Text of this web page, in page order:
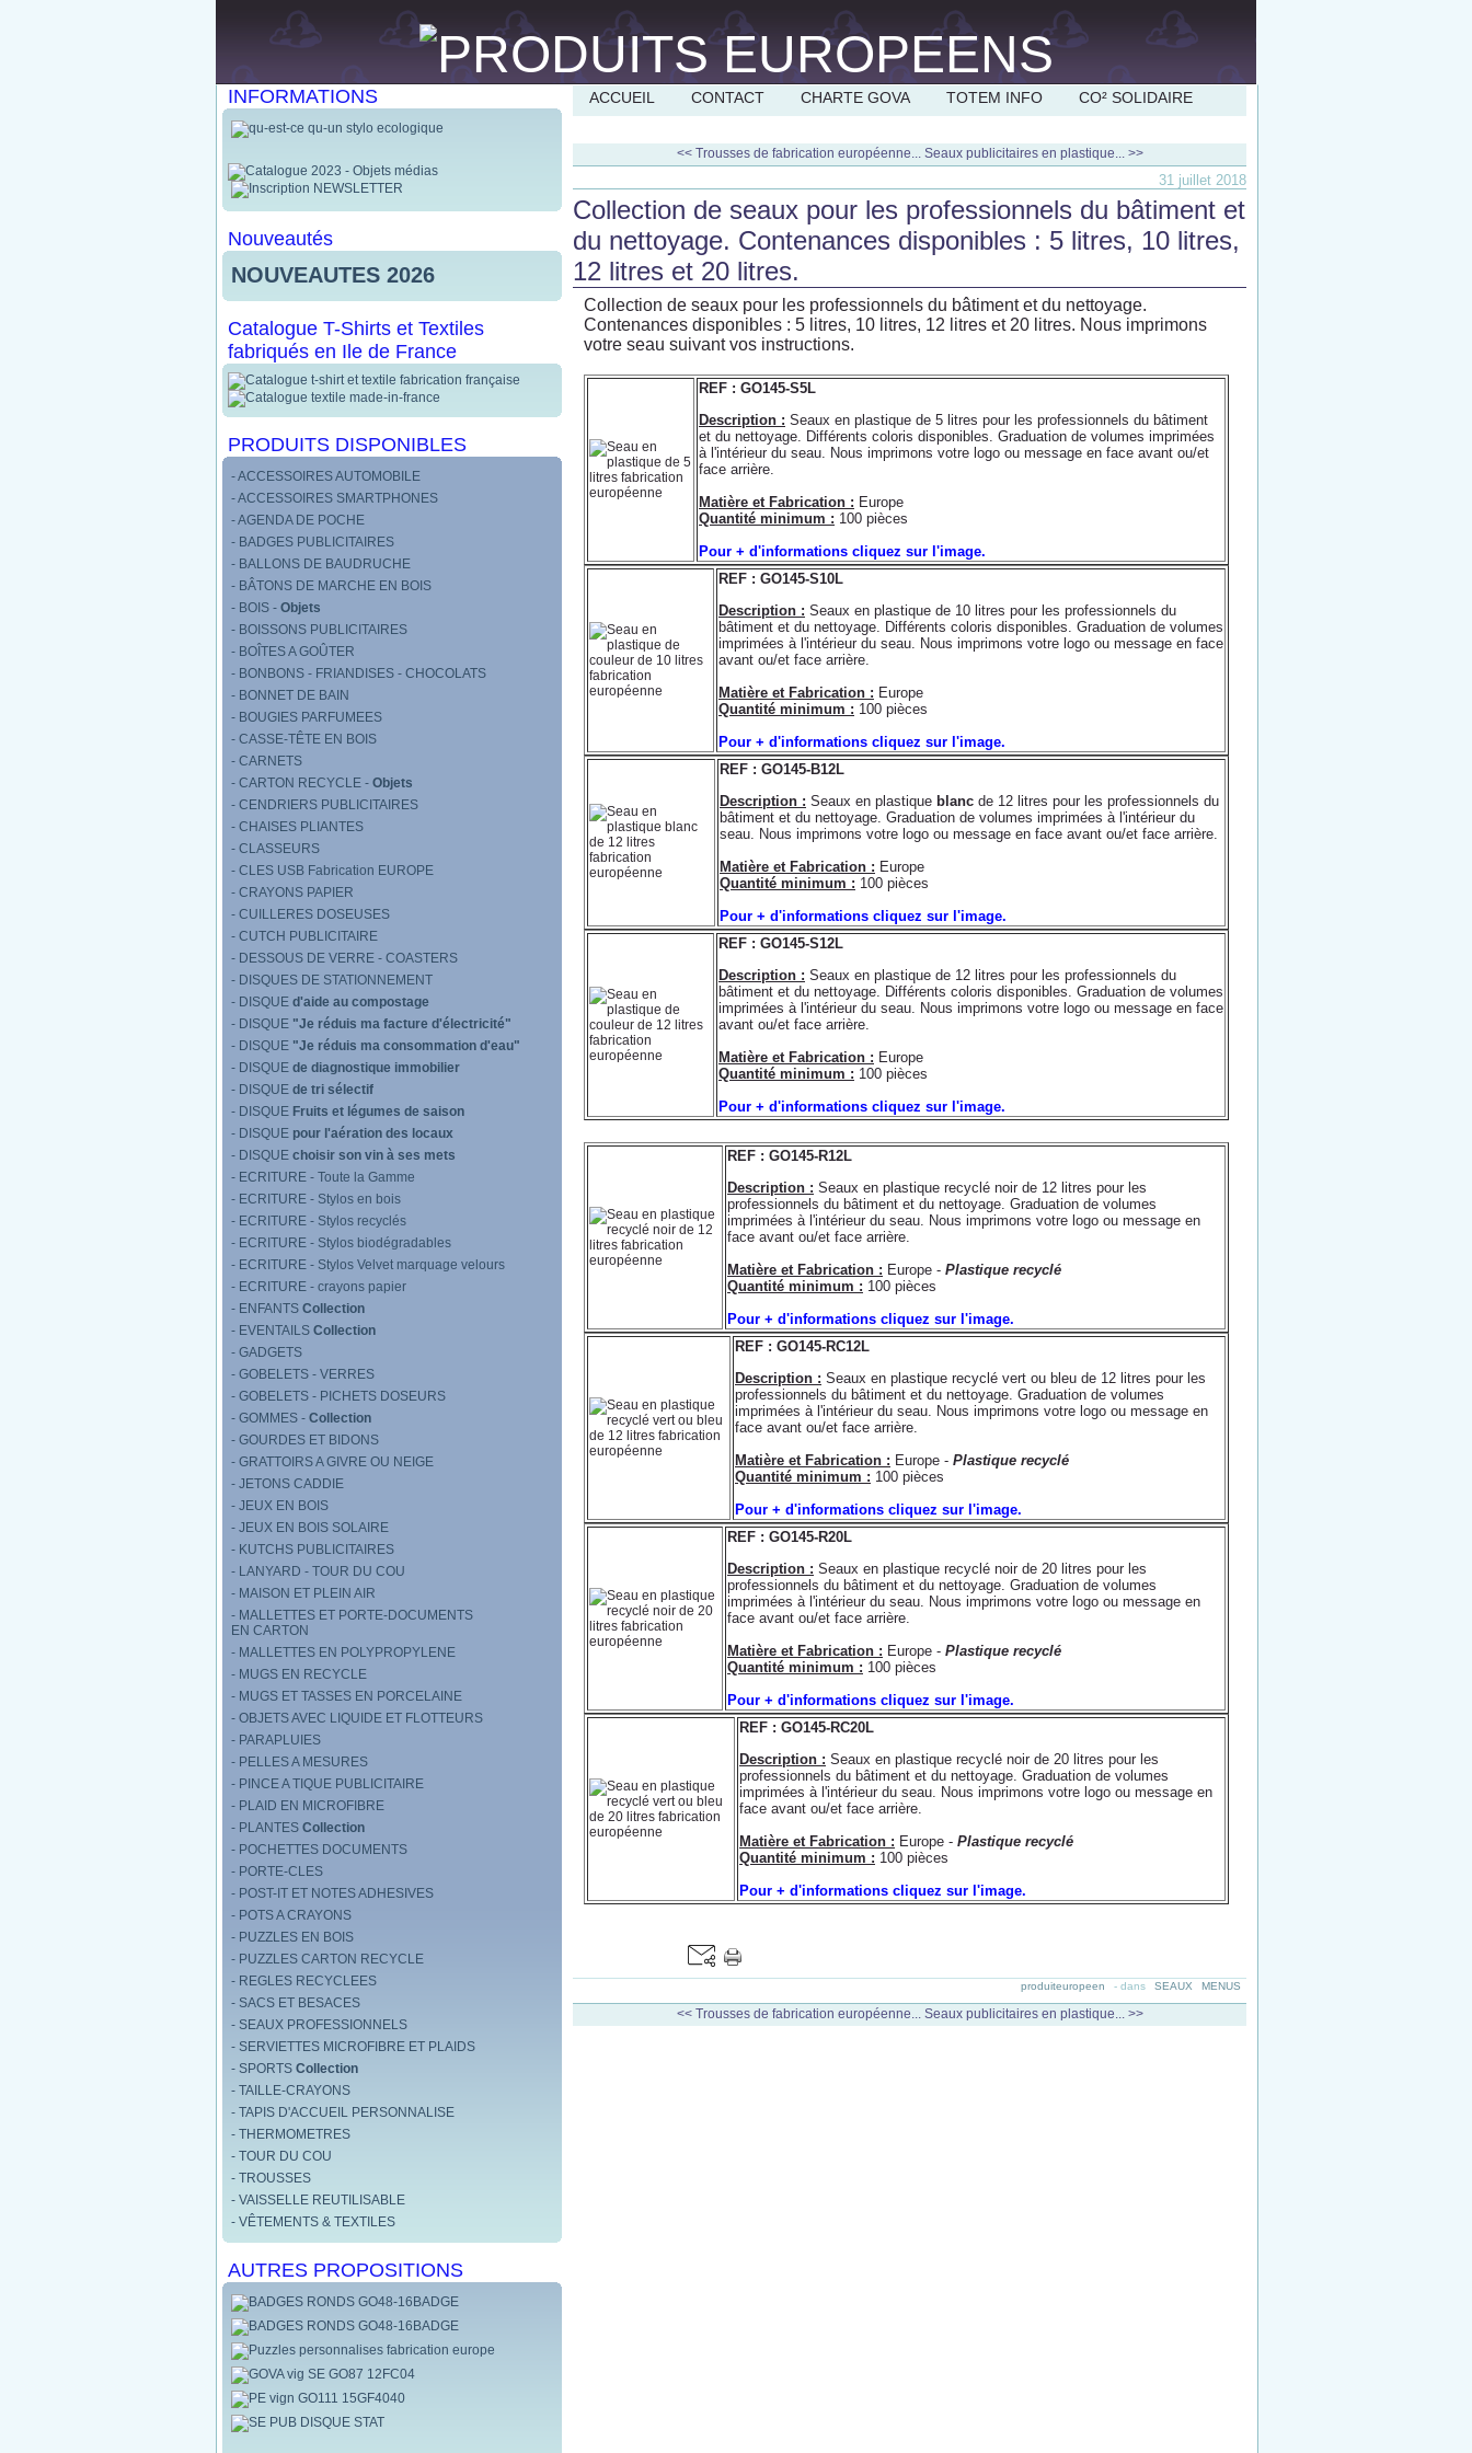
INFORMATIONS
Nouveautés
NOUVEAUTES 2026
Catalogue T-Shirts et Textiles
fabriqués en Ile de France
PRODUITS DISPONIBLES
- ACCESSOIRES AUTOMOBILE
- ACCESSOIRES SMARTPHONES
- AGENDA DE POCHE
- BADGES PUBLICITAIRES
- BALLONS DE BAUDRUCHE
- BÂTONS DE MARCHE EN BOIS
- BOIS - Objets
- BOISSONS PUBLICITAIRES
- BOÎTES A GOÛTER
- BONBONS - FRIANDISES - CHOCOLATS
- BONNET DE BAIN
- BOUGIES PARFUMEES
- CASSE-TÊTE EN BOIS
- CARNETS
- CARTON RECYCLE - Objets
- CENDRIERS PUBLICITAIRES
- CHAISES PLIANTES
- CLASSEURS
- CLES USB Fabrication EUROPE
- CRAYONS PAPIER
- CUILLERES DOSEUSES
- CUTCH PUBLICITAIRE
- DESSOUS DE VERRE - COASTERS
- DISQUES DE STATIONNEMENT
- DISQUE d'aide au compostage
- DISQUE "Je réduis ma facture d'électricité"
- DISQUE "Je réduis ma consommation d'eau"
- DISQUE de diagnostique immobilier
- DISQUE de tri sélectif
- DISQUE Fruits et légumes de saison
- DISQUE pour l'aération des locaux
- DISQUE choisir son vin à ses mets
- ECRITURE - Toute la Gamme
- ECRITURE - Stylos en bois
- ECRITURE - Stylos recyclés
- ECRITURE - Stylos biodégradables
- ECRITURE - Stylos Velvet marquage velours
- ECRITURE - crayons papier
- ENFANTS Collection
- EVENTAILS Collection
- GADGETS
- GOBELETS - VERRES
- GOBELETS - PICHETS DOSEURS
- GOMMES - Collection
- GOURDES ET BIDONS
- GRATTOIRS A GIVRE OU NEIGE
- JETONS CADDIE
- JEUX EN BOIS
- JEUX EN BOIS SOLAIRE
- KUTCHS PUBLICITAIRES
- LANYARD - TOUR DU COU
- MAISON ET PLEIN AIR
- MALLETTES ET PORTE-DOCUMENTS
EN CARTON
- MALLETTES EN POLYPROPYLENE
- MUGS EN RECYCLE
- MUGS ET TASSES EN PORCELAINE
- OBJETS AVEC LIQUIDE ET FLOTTEURS
- PARAPLUIES
- PELLES A MESURES
- PINCE A TIQUE PUBLICITAIRE
- PLAID EN MICROFIBRE
- PLANTES Collection
- POCHETTES DOCUMENTS
- PORTE-CLES
- POST-IT ET NOTES ADHESIVES
- POTS A CRAYONS
- PUZZLES EN BOIS
- PUZZLES CARTON RECYCLE
- REGLES RECYCLEES
- SACS ET BESACES
- SEAUX PROFESSIONNELS
- SERVIETTES MICROFIBRE ET PLAIDS
- SPORTS Collection
- TAILLE-CRAYONS
- TAPIS D'ACCUEIL PERSONNALISE
- THERMOMETRES
- TOUR DU COU
- TROUSSES
- VAISSELLE REUTILISABLE
- VÊTEMENTS & TEXTILES
AUTRES PROPOSITIONS
ACCUEIL CONTACT CHARTE GOVA TOTEM INFO CO² SOLIDAIRE
<< Trousses de fabrication européenne... Seaux publicitaires en plastique... >>
31 juillet 2018
Collection de seaux pour les professionnels du bâtiment et
du nettoyage. Contenances disponibles : 5 litres, 10 litres,
12 litres et 20 litres.
Collection de seaux pour les professionnels du bâtiment et du nettoyage.
Contenances disponibles : 5 litres, 10 litres, 12 litres et 20 litres. Nous imprimons
votre seau suivant vos instructions.
REF : GO145-S5L
Description : Seaux en plastique de 5 litres pour les professionnels du bâtiment
et du nettoyage. Différents coloris disponibles. Graduation de volumes imprimées
à l'intérieur du seau. Nous imprimons votre logo ou message en face avant ou/et
face arrière.
Matière et Fabrication : Europe
Quantité minimum : 100 pièces
Pour + d'informations cliquez sur l'image.
REF : GO145-S10L
Description : Seaux en plastique de 10 litres pour les professionnels du
bâtiment et du nettoyage. Différents coloris disponibles. Graduation de volumes
imprimées à l'intérieur du seau. Nous imprimons votre logo ou message en face
avant ou/et face arrière.
Matière et Fabrication : Europe
Quantité minimum : 100 pièces
Pour + d'informations cliquez sur l'image.
REF : GO145-B12L
Description : Seaux en plastique blanc de 12 litres pour les professionnels du
bâtiment et du nettoyage. Graduation de volumes imprimées à l'intérieur du
seau. Nous imprimons votre logo ou message en face avant ou/et face arrière.
Matière et Fabrication : Europe
Quantité minimum : 100 pièces
Pour + d'informations cliquez sur l'image.
REF : GO145-S12L
Description : Seaux en plastique de 12 litres pour les professionnels du
bâtiment et du nettoyage. Différents coloris disponibles. Graduation de volumes
imprimées à l'intérieur du seau. Nous imprimons votre logo ou message en face
avant ou/et face arrière.
Matière et Fabrication : Europe
Quantité minimum : 100 pièces
Pour + d'informations cliquez sur l'image.
REF : GO145-R12L
Description : Seaux en plastique recyclé noir de 12 litres pour les
professionnels du bâtiment et du nettoyage. Graduation de volumes
imprimées à l'intérieur du seau. Nous imprimons votre logo ou message en
face avant ou/et face arrière.
Matière et Fabrication : Europe - Plastique recyclé
Quantité minimum : 100 pièces
Pour + d'informations cliquez sur l'image.
REF : GO145-RC12L
Description : Seaux en plastique recyclé vert ou bleu de 12 litres pour les
professionnels du bâtiment et du nettoyage. Graduation de volumes
imprimées à l'intérieur du seau. Nous imprimons votre logo ou message en
face avant ou/et face arrière.
Matière et Fabrication : Europe - Plastique recyclé
Quantité minimum : 100 pièces
Pour + d'informations cliquez sur l'image.
REF : GO145-R20L
Description : Seaux en plastique recyclé noir de 20 litres pour les
professionnels du bâtiment et du nettoyage. Graduation de volumes
imprimées à l'intérieur du seau. Nous imprimons votre logo ou message en
face avant ou/et face arrière.
Matière et Fabrication : Europe - Plastique recyclé
Quantité minimum : 100 pièces
Pour + d'informations cliquez sur l'image.
REF : GO145-RC20L
Description : Seaux en plastique recyclé noir de 20 litres pour les
professionnels du bâtiment et du nettoyage. Graduation de volumes
imprimées à l'intérieur du seau. Nous imprimons votre logo ou message en
face avant ou/et face arrière.
Matière et Fabrication : Europe - Plastique recyclé
Quantité minimum : 100 pièces
Pour + d'informations cliquez sur l'image.
produiteuropeen - dans SEAUX MENUS
<< Trousses de fabrication européenne... Seaux publicitaires en plastique... >>